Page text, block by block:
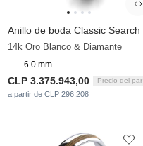
Anillo de boda Classic Search
14k Oro Blanco & Diamante
6.0 mm
CLP 3.375.943,00 Precio del par
a partir de CLP 296.208